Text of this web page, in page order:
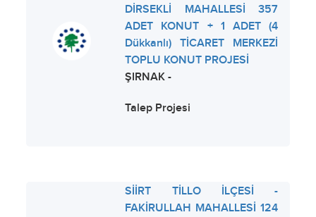
DİRSEKLİ MAHALLESİ 357
ADET KONUT + 1 ADET (4
Dükkanlı) TİCARET MERKEZİ
TOPLU KONUT PROJESİ
ŞIRNAK -
Talep Projesi
SİİRT TİLLO İLÇESİ -
FAKİRULLAH MAHALLESİ 124